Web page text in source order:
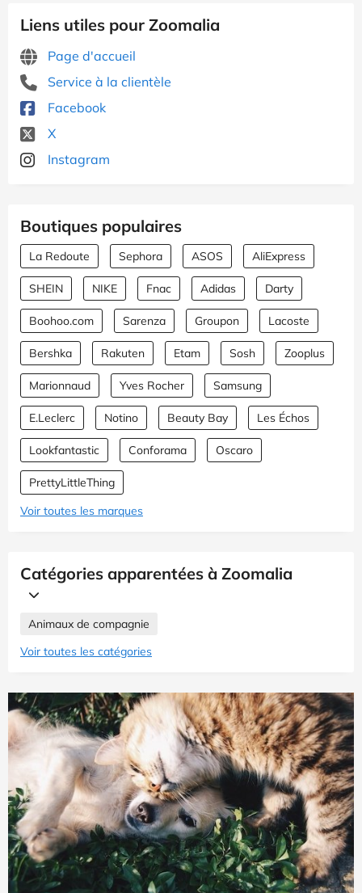
Liens utiles pour Zoomalia
Page d'accueil
Service à la clientèle
Facebook
X
Instagram
Boutiques populaires
La Redoute Sephora ASOS AliExpress
SHEIN NIKE Fnac Adidas Darty
Boohoo.com Sarenza Groupon Lacoste
Bershka Rakuten Etam Sosh Zooplus
Marionnaud Yves Rocher Samsung
E.Leclerc Notino Beauty Bay Les Échos
Lookfantastic Conforama Oscaro
PrettyLittleThing
Voir toutes les marques
Catégories apparentées à Zoomalia
Animaux de compagnie
Voir toutes les catégories